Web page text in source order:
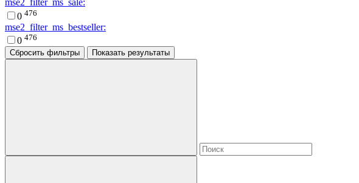
mse2_filter_ms_sale:
0 476
mse2_filter_ms_bestseller:
0 476
Сбросить фильтры
Показать результаты